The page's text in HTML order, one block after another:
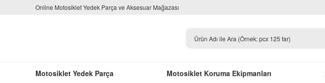
Online Motosiklet Yedek Parça ve Aksesuar Mağazası
Motosiklet Yedek Parça Motosiklet Koruma Ekipmanları